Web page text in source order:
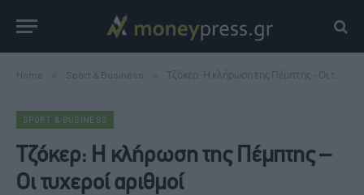
Home Sport & Business Τζόκερ: Η κλήρωση της Πέμπτης – Οι τυχεροί αριθμοί
SPORT & BUSINESS
Τζόκερ: Η κλήρωση της Πέμπτης –
Οι τυχεροί αριθμοί